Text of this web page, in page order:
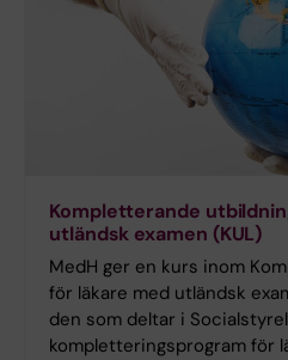
Kompletterande
utländsk examen (KUL)
MedH ger en kurs inom
för läkare med utländsk
den som deltar i
kompletteringsprogram för